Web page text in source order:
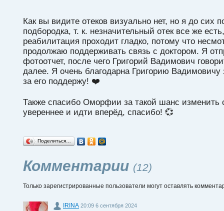
Как вы видите отеков визуально нет, но я до сих
подбородка, т. к. незначительный отек все же
реабилитация проходит гладко, потому что
продолжаю поддерживать связь с доктором. Я
фотоотчет, после чего Григорий Вадимович
далее. Я очень благодарна Григорию Вадимовичу
за его поддержу! ❤️
Также спасибо Оморфии за такой шанс изменить
увереннее и идти вперёд, спасибо! 💞
Поделиться…
Комментарии (12)
Только зарегистрированные пользователи могут оставлять
IRINA 20:09 6 сентября 2024